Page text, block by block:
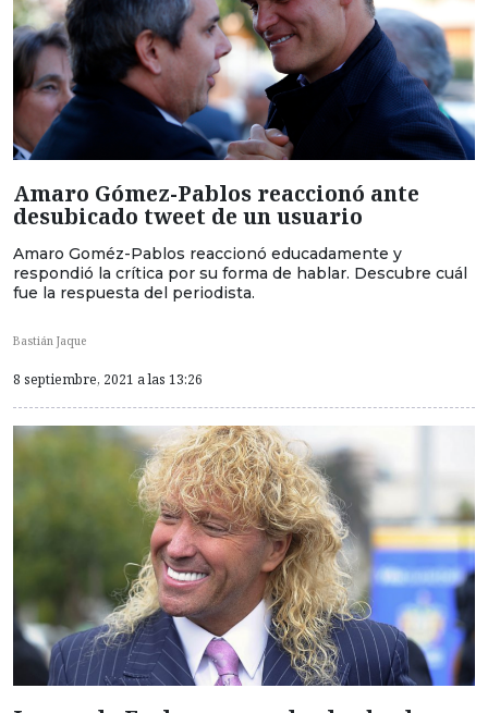
Amaro Gómez-Pablos reaccionó ante
desubicado tweet de un usuario
Amaro Goméz-Pablos reaccionó educadamente y
respondió la crítica por su forma de hablar. Descubre cuál
fue la respuesta del periodista.
Bastián Jaque
8 septiembre, 2021 a las 13:26